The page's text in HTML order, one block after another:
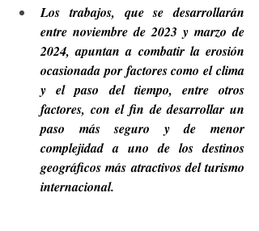
Los trabajos, que se desarrollarán
entre noviembre de 2023 y marzo de
2024, apuntan a combatir la erosión
ocasionada por factores como el clima
y el paso del tiempo, entre otros
factores, con el fin de desarrollar un
paso más seguro y de menor
complejidad a uno de los destinos
geográficos más atractivos del turismo
internacional.